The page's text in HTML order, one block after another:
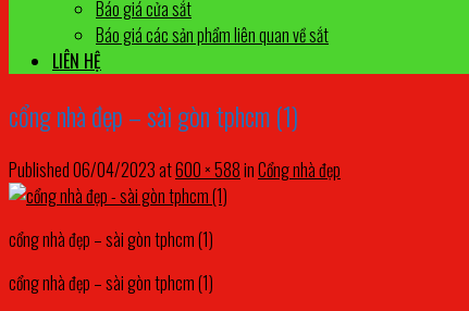
Báo giá cửa sắt
Báo giá các sản phẩm liên quan về sắt
LIÊN HỆ
cổng nhà đẹp – sài gòn tphcm (1)
Published06/04/2023at600 × 588inCổng nhà đẹp
cổng nhà đẹp – sài gòn tphcm (1)
cổng nhà đẹp – sài gòn tphcm (1)